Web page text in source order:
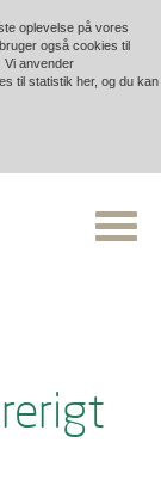
oplevelse på vores
også cookies til
Vi anvender
til statistik her, og du kan